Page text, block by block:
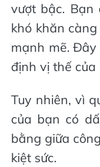
vượt bậc. Bạn
khó khăn
mạnh mẽ. Đây
định vị thế của
Tuy nhiên, vì
của bạn có
bằng giữa
kiệt sức.